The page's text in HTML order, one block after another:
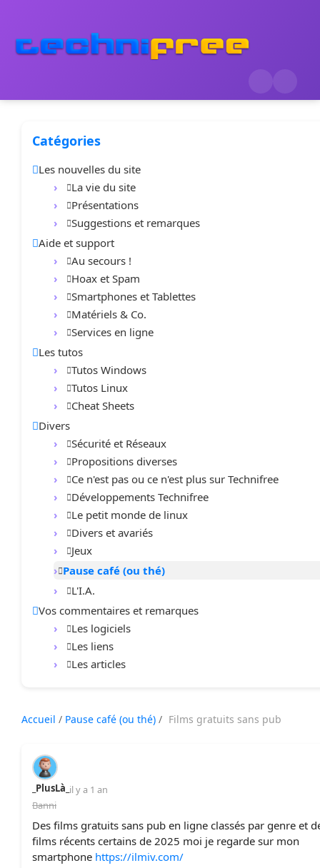
Catégories
Les nouvelles du site
La vie du site
Présentations
Suggestions et remarques
Aide et support
Au secours !
Hoax et Spam
Smartphones et Tablettes
Matériels & Co.
Services en ligne
Les tutos
Tutos Windows
Tutos Linux
Cheat Sheets
Divers
Sécurité et Réseaux
Propositions diverses
Ce n'est pas ou ce n'est plus sur Technifree
Développements Technifree
Le petit monde de linux
Divers et avariés
Jeux
Pause café (ou thé)
L'I.A.
Vos commentaires et remarques
Les logiciels
Les liens
Les articles
Accueil / Pause café (ou thé) / Films gratuits sans pub
_PlusLà_ il y a 1 an
Banni
Des films gratuits sans pub en ligne classés par genre et
films récents certains de 2025 moi je regarde sur mon
smartphone https://ilmiv.com/